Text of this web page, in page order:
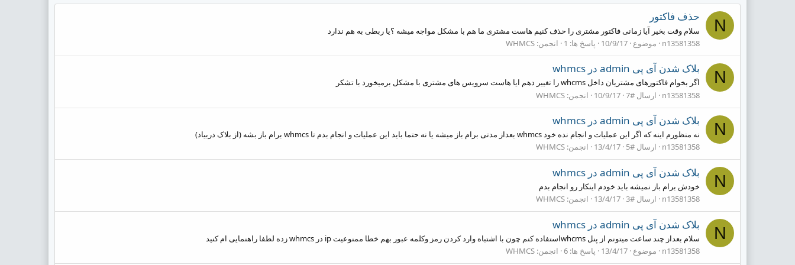
N حذف فاکتور
سلام وقت بخیر آیا زمانی فاکتور مشتری را حذف کنیم هاست مشتری ما هم با مشکل مواجه میشه ؟یا ربطی به هم ندارد
n13581358
موضوع 10/9/17 پاسخ ها: 1 انجمن: WHMCS
N بلاک شدن آی پی admin در whmcs
اگر بخوام فاکتورهای مشتریان داخل whcms را تغییر دهم ایا هاست سرویس های مشتری با مشکل برمیخورد با تشکر
n13581358
ارسال #7 10/9/17 انجمن: WHMCS
N بلاک شدن آی پی admin در whmcs
نه منظورم اینه که اگر این عملیات و انجام نده خود whmcs بعداز مدتی برام باز میشه یا نه حتما باید این عملیات و انجام بدم تا whmcs برام باز بشه (از بلاک دربیاد)
n13581358
ارسال #5 13/4/17 انجمن: WHMCS
N بلاک شدن آی پی admin در whmcs
خودش برام باز نمیشه باید خودم اینکار رو انجام بدم
n13581358
ارسال #3 13/4/17 انجمن: WHMCS
N بلاک شدن آی پی admin در whmcs
سلام بعداز چند ساعت میتونم از پنل whcmsاستفاده کنم چون با اشتباه وارد کردن رمز وکلمه عبور بهم خطا ممنوعیت ip در whmcs زده لطفا راهنمایی ام کنید
n13581358
موضوع 13/4/17 پاسخ ها: 6 انجمن: WHMCS